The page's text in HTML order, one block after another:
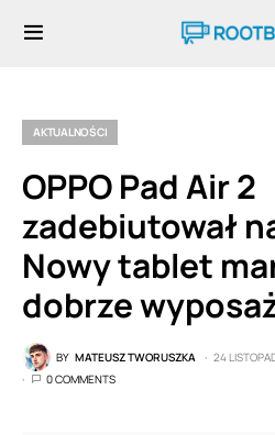
AKTUALNOŚCI
OPPO Pad Air 2
zadebiutował
Nowy tablet
dobrze
BY MATEUSZ TWORUSZKA 24
0 COMMENTS